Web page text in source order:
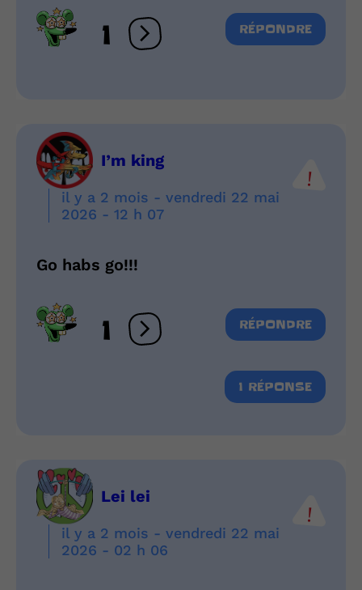
1 Ouvrir les réactions
RÉPONDRE
I’m king
il y a 2 mois - vendredi 22 mai
2026 - 12 h 07
Go habs go!!!
1 Ouvrir les réactions
RÉPONDRE
1 RÉPONSE
Lei lei
il y a 2 mois - vendredi 22 mai
2026 - 02 h 06